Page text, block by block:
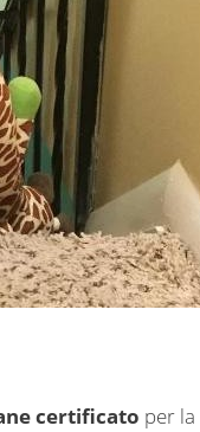
certificato per la